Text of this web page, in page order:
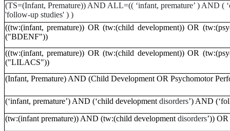
(TS=(Infant, Premature)) AND ALL=(( ‘infant, premature’ ) AND (
'follow-up studies' ) )
((tw:(infant, premature)) OR (tw:(child development)) OR
("BDENF"))
((tw:(infant, premature)) OR (tw:(child development)) OR
("LILACS"))
(Infant, Premature) AND (Child Development OR Psychomotor
(‘infant, premature’) AND (‘child development disorders’) AND
(tw:(infant premature)) AND (tw:(child development disorders’))